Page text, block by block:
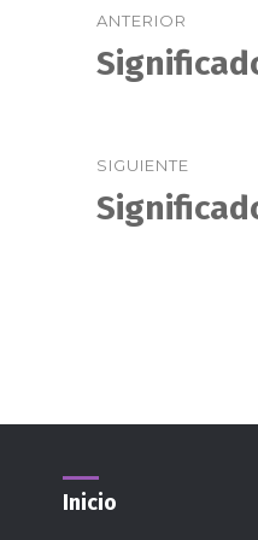
de
ANTERIOR
Entrada
SIGUIENTE
Entrada
Inicio